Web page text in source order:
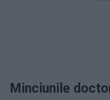
Minciunile